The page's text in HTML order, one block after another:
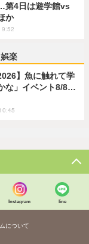
第4日は遊学館vs
か
9:52
楽
】魚に触れて学
な」イベント8/8…
Instagram line
について